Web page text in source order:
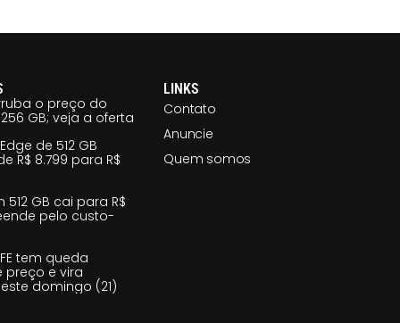
o preço do
GB; veja a oferta
de 512 GB
R$ 8.799 para R$
512 GB cai para R$
pelo custo-
tem queda
preço e vira
domingo (21)
LINKS
Contato
Anuncie
Quem somos